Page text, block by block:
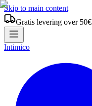
Skip to main content
Gratis levering over 50€
Intimico